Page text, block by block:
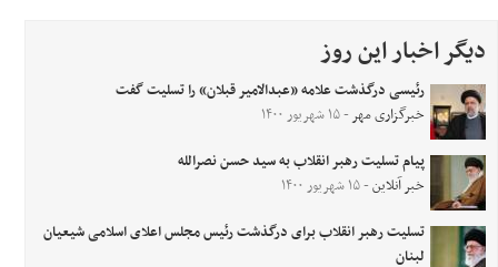
دیگر اخبار این روز
رئیسی درگذشت علامه «عبدالامیر قبلان» را تسلیت گفت
خبرگزاری مهر- ۱۵ شهریور ۱۴۰۰
پیام تسلیت رهبر انقلاب به سید حسن نصرالله
خبر آنلاین- ۱۵ شهریور ۱۴۰۰
تسلیت رهبر انقلاب برای درگذشت رئیس مجلس اعلای اسلامی شیعیان
لبنان